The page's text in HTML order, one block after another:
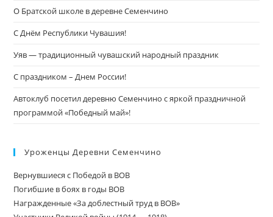
О Братской школе в деревне Семенчино
С Днём Республики Чувашия!
Уяв — традиционный чувашский народный праздник
С праздником – Днем России!
Автоклуб посетил деревню Семенчино с яркой праздничной
программой «Победный май»!
Уроженцы Деревни Семенчино
Вернувшиеся с Победой в ВОВ
Погибшие в боях в годы ВОВ
Награжденные «За доблестный труд в ВОВ»